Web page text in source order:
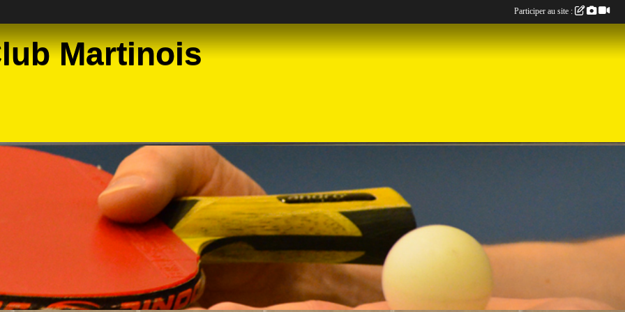
Martinois
Participer au site :